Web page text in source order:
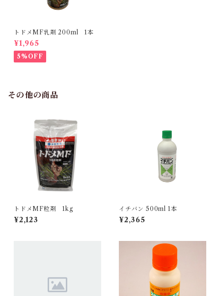
トドメMF乳剤 200ml 1本
¥1,965
5%OFF
その他の商品
トドメMF粒剤 1kg
¥2,123
イチバン 500ml 1本
¥2,365